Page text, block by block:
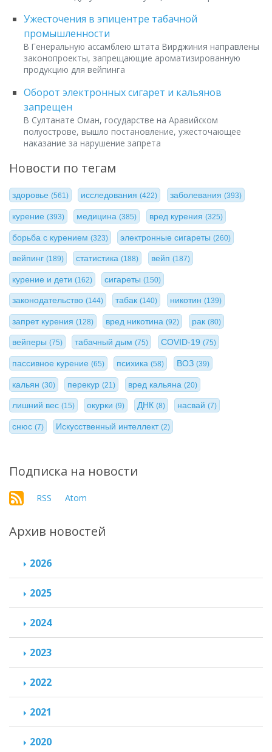
Ужесточения в эпицентре табачной
промышленности
В Генеральную ассамблею штата Вирджиния направлены
законопроекты, запрещающие ароматизированную
продукцию для вейпинга
Оборот электронных сигарет и кальянов
запрещен
В Султанате Оман, государстве на Аравийском
полуострове, вышло постановление, ужесточающее
наказание за нарушение запрета
Новости по тегам
здоровье (561) исследования(422) заболевания (393)
курение (393) медицина(385) вред курения (325)
борьба с курением (323) электронные сигареты(260)
вейпинг (189) статистика(188) вейп (187)
курение и дети (162) сигареты(150)
законодательство (144) табак(140) никотин (139)
запрет курения (128) вред никотина(92) рак (80)
вейперы (75) табачный дым(75) COVID-19 (75)
пассивное курение (65) психика(58) ВОЗ (39)
кальян (30) перекур(21) вред кальяна (20)
лишний вес (15) окурки(9) ДНК (8) насвай(7)
снюс (7) Искусственный интеллект(2)
Подписка на новости
RSS Atom
Архив новостей
2026
2025
2024
2023
2022
2021
2020